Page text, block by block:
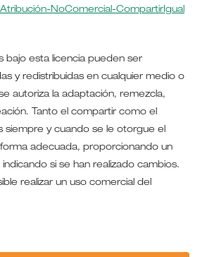
NoComercial-CompartirIgual
bajo esta licencia pueden ser
y redistribuidas en cualquier medio o
autoriza la adaptación, remezcla,
Tanto el compartir como el
siempre y cuando se le otorgue el
adecuada, proporcionando un
si se han realizado cambios.
realizar un uso comercial del